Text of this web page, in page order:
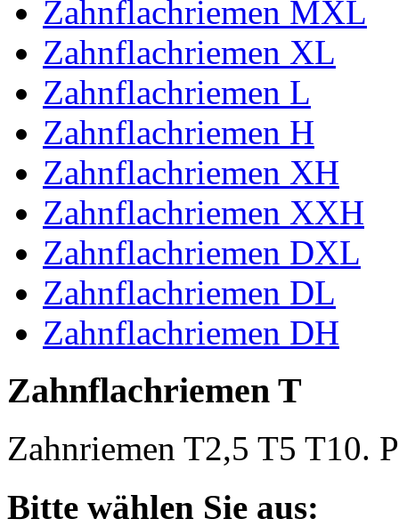
Zahnflachriemen MXL
Zahnflachriemen XL
Zahnflachriemen L
Zahnflachriemen H
Zahnflachriemen XH
Zahnflachriemen XXH
Zahnflachriemen DXL
Zahnflachriemen DL
Zahnflachriemen DH
Zahnflachriemen T
Zahnriemen T2,5 T5 T10.
Bitte wählen Sie aus: